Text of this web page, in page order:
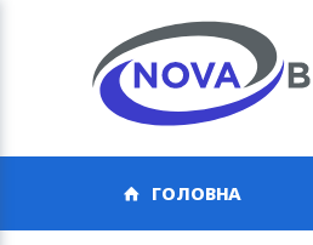
ГОЛОВНА